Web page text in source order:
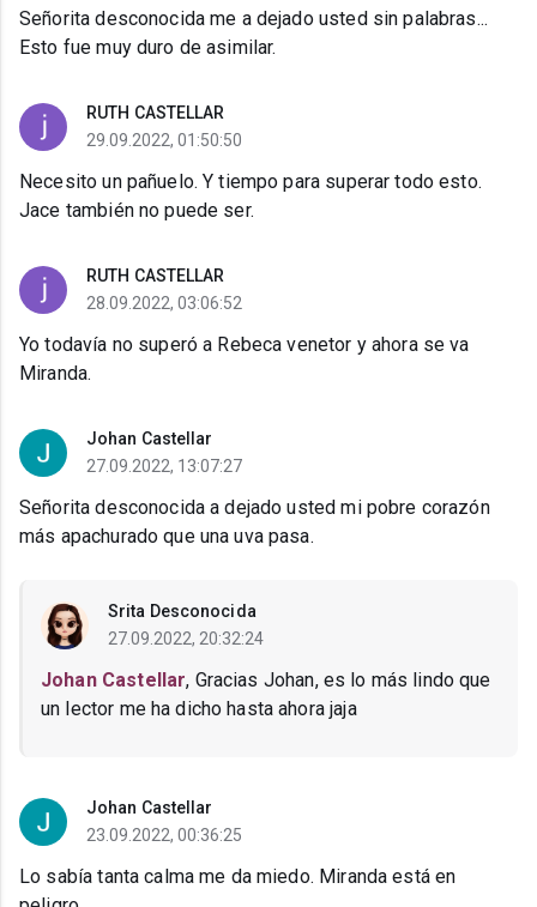
Señorita desconocida me a dejado usted sin palabras...
Esto fue muy duro de asimilar.
RUTH CASTELLAR
29.09.2022, 01:50:50
Necesito un pañuelo. Y tiempo para superar todo esto.
Jace también no puede ser.
RUTH CASTELLAR
28.09.2022, 03:06:52
Yo todavía no superó a Rebeca venetor y ahora se va
Miranda.
Johan Castellar
27.09.2022, 13:07:27
Señorita desconocida a dejado usted mi pobre corazón
más apachurado que una uva pasa.
Srita Desconocida
27.09.2022, 20:32:24
Johan Castellar, Gracias Johan, es lo más lindo que
un lector me ha dicho hasta ahora jaja
Johan Castellar
23.09.2022, 00:36:25
Lo sabía tanta calma me da miedo. Miranda está en